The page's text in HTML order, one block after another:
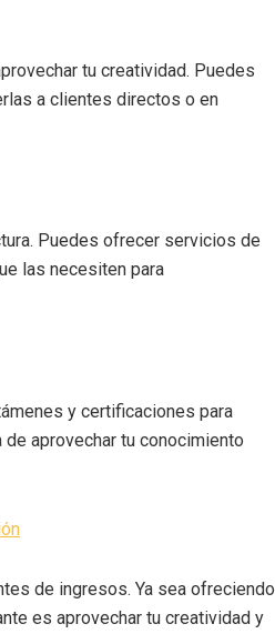
tu creatividad. Puedes
a clientes directos o en
Puedes ofrecer servicios de
las necesiten para
y certificaciones para
aprovechar tu conocimiento
de ingresos. Ya sea ofreciendo
es aprovechar tu creatividad y